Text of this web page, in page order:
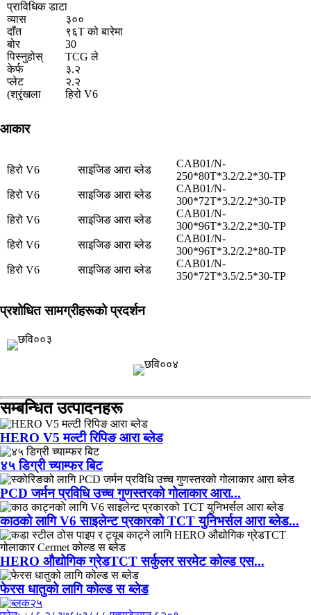
प्राविधिक डाटा
व्यास
३००
दाँत
९६T को बारेमा
बोर
30
पिस्नुहोस्
TCG ले
केर्फ
३.२
प्लेट
२.२
(श्रृंखला
हिरो V6
आकार
हिरो V6 साइजिङ आरा ब्लेड
CAB01/N-
250*80T*3.2/2.2*30-TP
हिरो V6
साइजिङ आरा ब्लेड
CAB01/N-
300*72T*3.2/2.2*30-TP
हिरो V6
साइजिङ आरा ब्लेड
CAB01/N-
300*96T*3.2/2.2*30-TP
हिरो V6
साइजिङ आरा ब्लेड
CAB01/N-
300*96T*3.2/2.2*80-TP
हिरो V6
साइजिङ आरा ब्लेड
CAB01/N-
350*72T*3.5/2.5*30-TP
प्रशोधित सामग्रीहरूको प्रदर्शन
सम्बन्धित उत्पादनहरू
HERO V5 मल्टी रिपिङ आरा ब्लेड
४५ डिग्री च्याम्फर बिट
PCD जर्मन प्रविधि उच्च गुणस्तरको गोलाकार आरा...
काठको लागि V6 साइलेन्ट प्रकारको TCT युनिभर्सल आरा ब्लेड...
HERO औद्योगिक ग्रेडTCT सर्कुलर सरमेट कोल्ड एस...
फेरस धातुको लागि कोल्ड स ब्लेड